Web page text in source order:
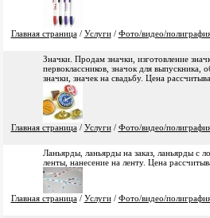
Главная страница/ Услуги/ Фото/видео/
Значки. Продам значки, изготовление
первоклассников, значок для
значки, значек на свадьбу. Цена
Главная страница/ Услуги/ Фото/видео/
Ланьярды, ланьярды на заказ, ланьярды с
ленты, нанесение на ленту. Цена
Главная страница/ Услуги/ Фото/видео/